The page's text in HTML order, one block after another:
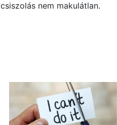
nem makulátlan.